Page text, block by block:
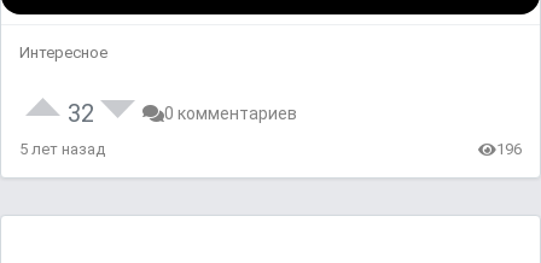
Интересное
32 0 комментариев
5 лет назад 196